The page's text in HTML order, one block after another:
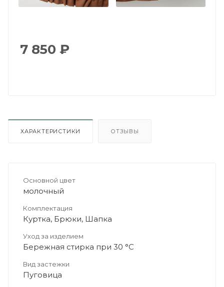
7 850 ₽
ХАРАКТЕРИСТИКИ ОТЗЫВЫ
Основной цвет
молочный
Комплектация
Куртка, Брюки, Шапка
Уход за изделием
Бережная стирка при 30 °C
Вид застежки
Пуговица